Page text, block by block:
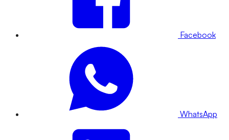
Facebook
WhatsApp